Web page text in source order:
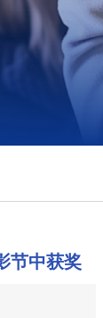
节中获奖